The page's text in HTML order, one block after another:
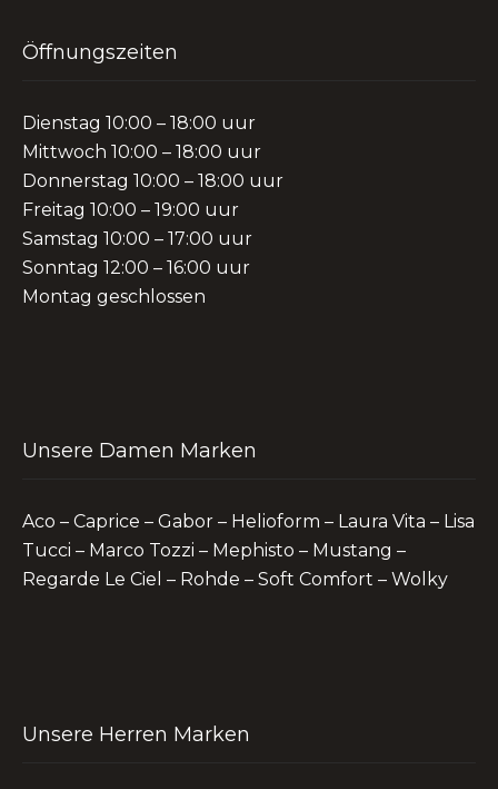
Öffnungszeiten
Dienstag 10:00 – 18:00 uur
Mittwoch 10:00 – 18:00 uur
Donnerstag 10:00 – 18:00 uur
Freitag 10:00 – 19:00 uur
Samstag 10:00 – 17:00 uur
Sonntag 12:00 – 16:00 uur
Montag geschlossen
Unsere Damen Marken
Aco – Caprice – Gabor – Helioform – Laura Vita – Lisa
Tucci – Marco Tozzi – Mephisto – Mustang –
Regarde Le Ciel – Rohde – Soft Comfort – Wolky
Unsere Herren Marken